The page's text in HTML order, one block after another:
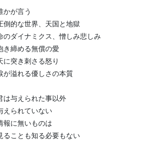
かが言う
倒的な世界、天国と地獄
のダイナミクス、憎しみ悲しみ
き締める無償の愛
に突き刺さる怒り
が溢れる優しさの本質
は与えられた事以外
えられていない
報に無いものは
ることも知る必要もない